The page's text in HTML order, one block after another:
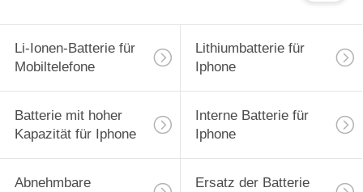
Li-Ionen-Batterie für
Mobiltelefone
Lithiumbatterie für
Iphone
Batterie mit hoher
Kapazität für Iphone
Interne Batterie für
Iphone
Abnehmbare
Ersatz der Batterie